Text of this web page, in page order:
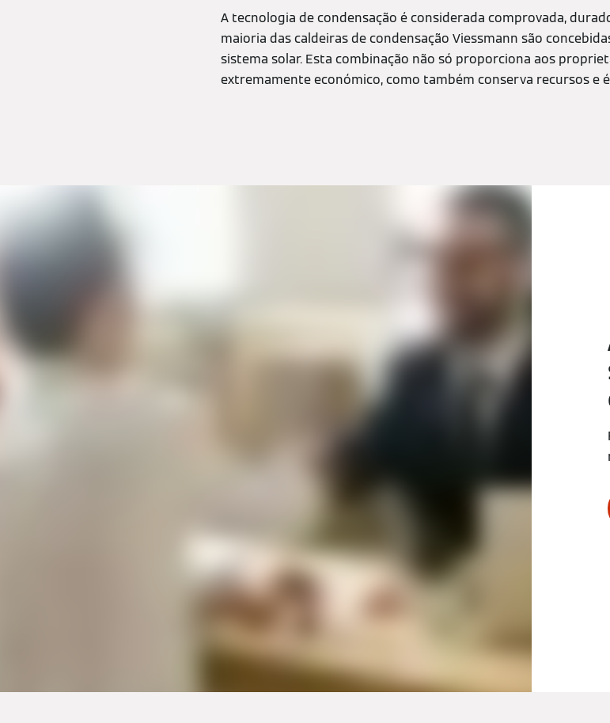
A tecnologia de condensação é considerada comprovada,
maioria das caldeiras de condensação Viessmann são
sistema solar. Esta combinação não só proporciona aos
extremamente económico, como também conserva recursos e